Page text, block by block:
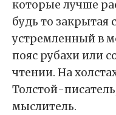
которые лучше
будь то закрытая
устремленный в
пояс рубахи или
чтении. На
Толстой-
мыслитель.